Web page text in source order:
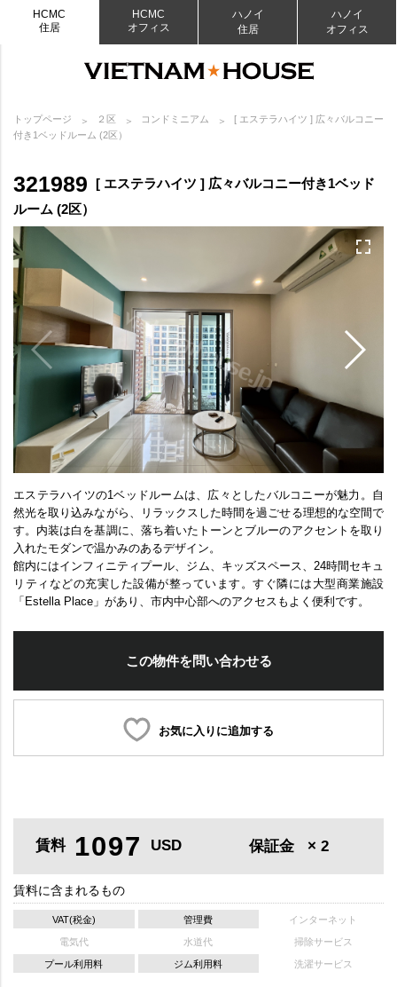
HCMC
住居
HCMC
オフィス
ハノイ
住居
ハノイ
オフィス
トップページ ２区 コンドミニアム
[ エステラハイツ ] 広々バルコニー
付き1ベッドルーム (2区）
321989 [ エステラハイツ ] 広々バルコニー付き1ベッド
ルーム (2区）
エステラハイツの1ベッドルームは、広々としたバルコニーが魅力。自
然光を取り込みながら、リラックスした時間を過ごせる理想的な空間で
す。内装は白を基調に、落ち着いたトーンとブルーのアクセントを取り
入れたモダンで温かみのあるデザイン。
館内にはインフィニティプール、ジム、キッズスペース、24時間セキュ
リティなどの充実した設備が整っています。すぐ隣には大型商業施設
「Estella Place」があり、市内中心部へのアクセスもよく便利です。
この物件を問い合わせる
お気に入りに追加する
賃料 1097 USD 保証金 × 2
賃料に含まれるもの
VAT(税金) 管理費 インターネット
電気代 水道代 掃除サービス
プール利用料 ジム利用料 洗濯サービス